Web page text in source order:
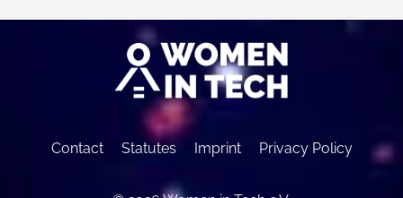
Contact Statutes Imprint Privacy Policy